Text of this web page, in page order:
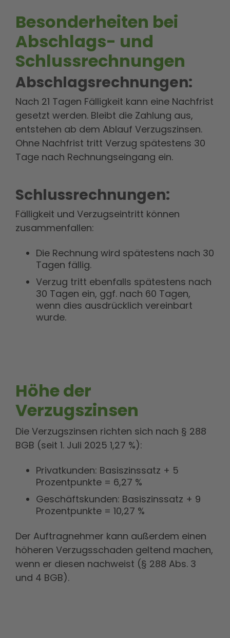
Besonderheiten bei
Abschlags- und
Schlussrechnungen
Abschlagsrechnungen:
Nach 21 Tagen Fälligkeit kann eine Nachfrist
gesetzt werden. Bleibt die Zahlung aus,
entstehen ab dem Ablauf Verzugszinsen.
Ohne Nachfrist tritt Verzug spätestens 30
Tage nach Rechnungseingang ein.
Schlussrechnungen:
Fälligkeit und Verzugseintritt können
zusammenfallen:
Die Rechnung wird spätestens nach 30
Tagen fällig.
Verzug tritt ebenfalls spätestens nach
30 Tagen ein, ggf. nach 60 Tagen,
wenn dies ausdrücklich vereinbart
wurde.
Höhe der
Verzugszinsen
Die Verzugszinsen richten sich nach § 288
BGB (seit 1. Juli 2025 1,27 %):
Privatkunden: Basiszinssatz + 5
Prozentpunkte = 6,27 %
Geschäftskunden: Basiszinssatz + 9
Prozentpunkte = 10,27 %
Der Auftragnehmer kann außerdem einen
höheren Verzugsschaden geltend machen,
wenn er diesen nachweist (§ 288 Abs. 3
und 4 BGB).